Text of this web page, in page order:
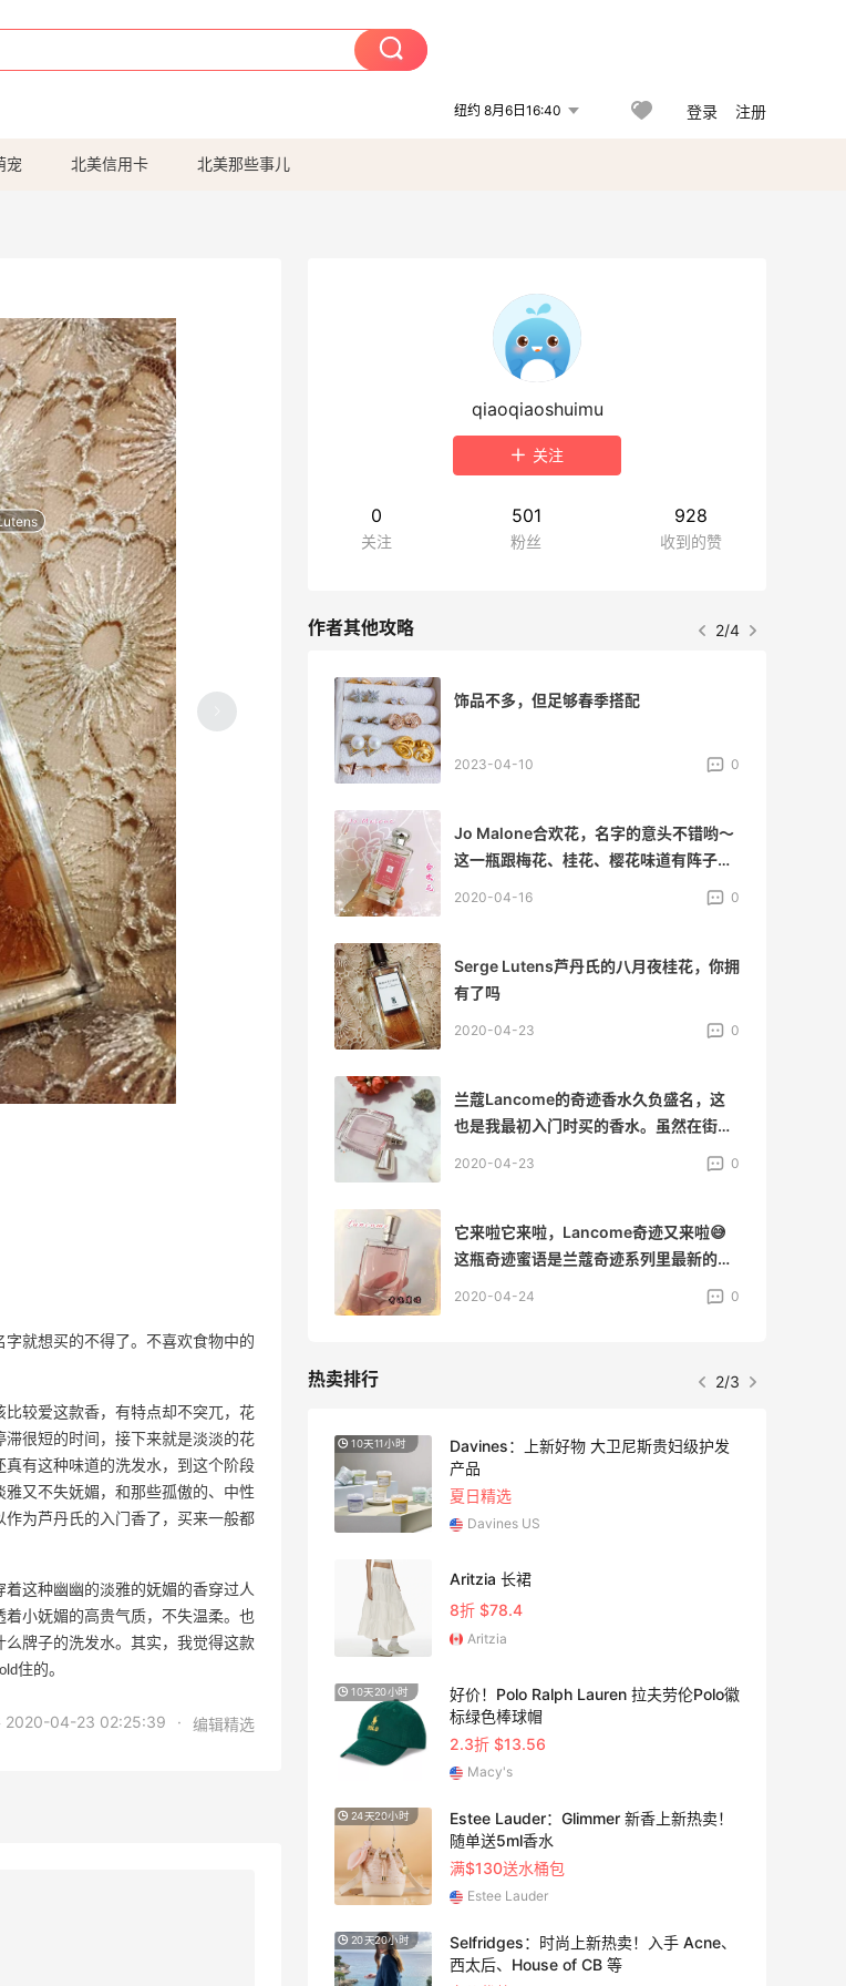
纽约 8月6日16:40 登录 注册
宠 北美信用卡 北美那些事儿
就想买的不得了。不喜欢食物中的
较爱这款香，有特点却不突兀，花
很短的时间，接下来就是淡淡的花
有这种味道的洗发水，到这个阶段
又不失妩媚，和那些孤傲的、中性
为芦丹氏的入门香了，买来一般都
这种幽幽的淡雅的妩媚的香穿过人
小妩媚的高贵气质，不失温柔。也
牌子的洗发水。其实，我觉得这款
住的。
2020-04-23 02:25:39 · 编辑精选
qiaoqiaoshuimu
关注
0
关注
501
粉丝
928
收到的赞
作者其他攻略 2/4
款毛衣开衫➕纯色打底，舒服又暖和
04-21
尔穿点鲜艳的换换心情也不错
04-21
想生活过得去，就得头上加点绿
04-21
欢的薄款风衣，却没有季节穿……
饰品不多，但足够春季搭配
2023-04-10 0
Jo Malone合欢花，名字的意头不错哟～
这一瓶跟梅花、桂花、樱花味道有阵子很
火，后来停了一段时间。再后来，出了复
盲撸😅请叫我盲撸小能手😃😃 来自Jo
Malone美国官网，只有100毫升哒～又是
可以用到天荒地老的一瓶哟～ 瓶子很美
味道呢？之前写过太多
2020-04-16 0
Serge Lutens芦丹氏的八月夜桂花，你拥
有了吗
2020-04-23 0
兰蔻Lancome的奇迹香水久负盛名，这
也是我最初入门时买的香水。虽然在街上
竟然闻到，但，经典的味道永流传呀😘 自
还买过**幻奇迹，快要傻傻分不清了🤣 我
的这瓶是粉色奇迹，应该全名是兰蔻奇迹
真爱香水。 前调：小苍兰、荔枝 中调：青
2020-04-23 0
它来啦它来啦，Lancome奇迹又来啦😅
这瓶奇迹蜜语是兰蔻奇迹系列里最新的一
瓶，整体颜色橘色，跟昨天晒的真爱奇迹
橘色。如同它的颜色，整体的味道也变得
小苍梨 中调：幽香茉莉 后调：檀香木 整
体的味道变得简单纯粹，尾调转为木质
香，更加悠长持久。相比较真爱
2020-04-24 0
热卖排行 2/3
Cosmetics：平价彩妆热卖 入腮红
、妆前乳等
人首单享8.5折
e.l.f. cosmetics
M12电动打胶工具特惠
折 $149
The Home Depot
牌 不输BM的宝藏
10天11小时
Davines：上新好物 大卫尼斯贵妇级护发
产品
夏日精选
Davines US
Aritzia 长裙
8折 $78.4
Aritzia
10天20小时
好价！Polo Ralph Lauren 拉夫劳伦Polo徽
标绿色棒球帽
2.3折 $13.56
Macy's
24天20小时
Estee Lauder：Glimmer 新香上新热卖！
随单送5ml香水
满$130送水桶包
Estee Lauder
20天20小时
Selfridges：时尚上新热卖！入手 Acne、
西太后、House of CB 等